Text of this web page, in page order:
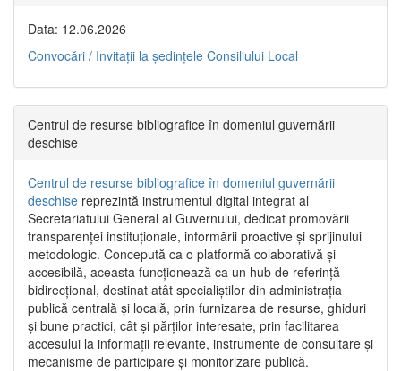
Data: 12.06.2026
Convocări / Invitaţii la şedinţele Consiliului Local
Centrul de resurse bibliografice în domeniul guvernării
deschise
Centrul de resurse bibliografice în domeniul guvernării
deschise reprezintă instrumentul digital integrat al
Secretariatului General al Guvernului, dedicat promovării
transparenței instituționale, informării proactive și sprijinului
metodologic. Concepută ca o platformă colaborativă și
accesibilă, aceasta funcționează ca un hub de referință
bidirecțional, destinat atât specialiștilor din administrația
publică centrală și locală, prin furnizarea de resurse, ghiduri
și bune practici, cât și părților interesate, prin facilitarea
accesului la informații relevante, instrumente de consultare și
mecanisme de participare și monitorizare publică.